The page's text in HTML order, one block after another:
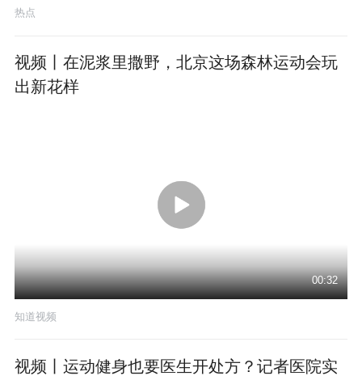
热点
视频丨在泥浆里撒野，北京这场森林运动会玩
出新花样
00:32
知道视频
视频丨运动健身也要医生开处方？记者医院实